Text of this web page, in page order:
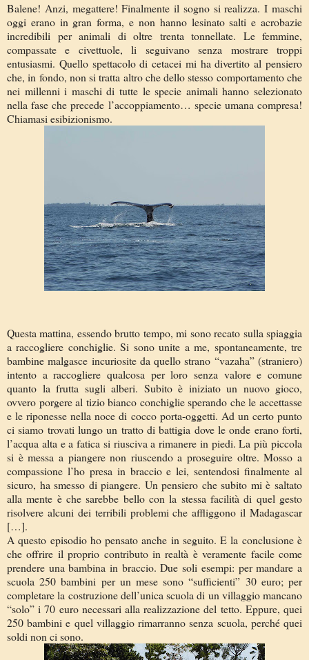
Balene! Anzi, megattere! Finalmente il sogno si realizza. I maschi
oggi erano in gran forma, e non hanno lesinato salti e acrobazie
incredibili per animali di oltre trenta tonnellate. Le femmine,
compassate e civettuole, li seguivano senza mostrare troppi
entusiasmi. Quello spettacolo di cetacei mi ha divertito al pensiero
che, in fondo, non si tratta altro che dello stesso comportamento che
nei millenni i maschi di tutte le specie animali hanno selezionato
nella fase che precede l’accoppiamento… specie umana compresa!
Chiamasi esibizionismo.
Questa mattina, essendo brutto tempo, mi sono recato sulla spiaggia
a raccogliere conchiglie. Si sono unite a me, spontaneamente, tre
bambine malgasce incuriosite da quello strano “vazaha” (straniero)
intento a raccogliere qualcosa per loro senza valore e comune
quanto la frutta sugli alberi. Subito è iniziato un nuovo gioco,
ovvero porgere al tizio bianco conchiglie sperando che le accettasse
e le riponesse nella noce di cocco porta-oggetti. Ad un certo punto
ci siamo trovati lungo un tratto di battigia dove le onde erano forti,
l’acqua alta e a fatica si riusciva a rimanere in piedi. La più piccola
si è messa a piangere non riuscendo a proseguire oltre. Mosso a
compassione l’ho presa in braccio e lei, sentendosi finalmente al
sicuro, ha smesso di piangere. Un pensiero che subito mi è saltato
alla mente è che sarebbe bello con la stessa facilità di quel gesto
risolvere alcuni dei terribili problemi che affliggono il Madagascar
[…].
A questo episodio ho pensato anche in seguito. E la conclusione è
che offrire il proprio contributo in realtà è veramente facile come
prendere una bambina in braccio. Due soli esempi: per mandare a
scuola 250 bambini per un mese sono “sufficienti” 30 euro; per
completare la costruzione dell’unica scuola di un villaggio mancano
“solo” i 70 euro necessari alla realizzazione del tetto. Eppure, quei
250 bambini e quel villaggio rimarranno senza scuola, perché quei
soldi non ci sono.